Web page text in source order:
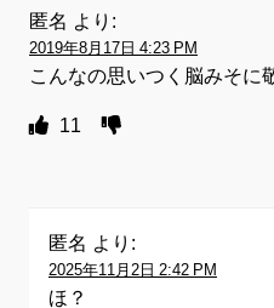
匿名 より:
2019年8月17日 4:23 PM
こんなの思いつく脳みそに
11
匿名 より:
2025年11月2日 2:42 PM
ほ？